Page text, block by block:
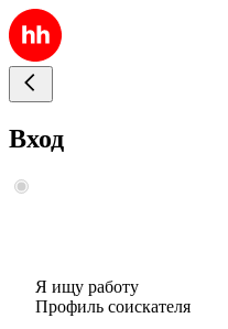
Вход
Я ищу работу
Профиль соискателя